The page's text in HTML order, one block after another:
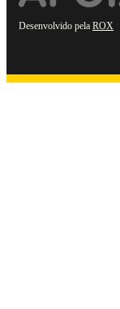
Desenvolvido pela ROX